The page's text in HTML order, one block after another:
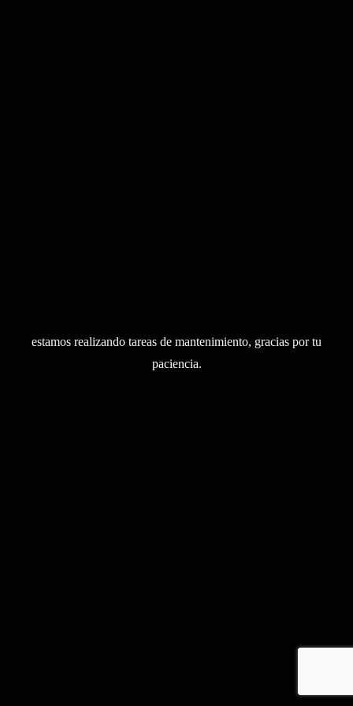
estamos realizando tareas de mantenimiento, gracias por tu
paciencia.